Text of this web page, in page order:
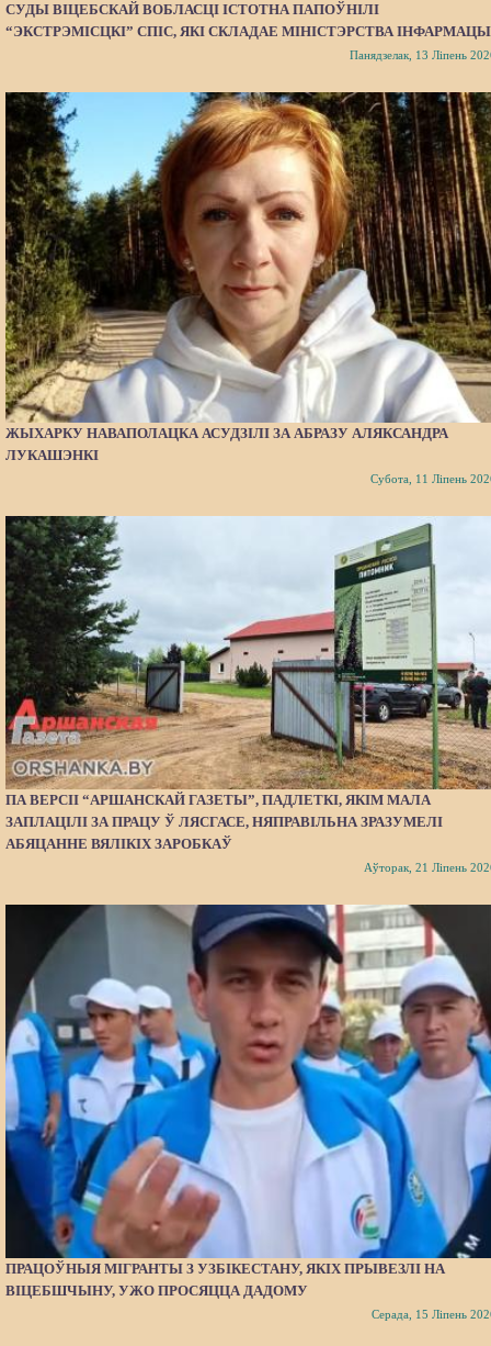
СУДЫ ВІЦЕБСКАЙ ВОБЛАСЦІ ІСТОТНА ПАПОЎНІЛІ
“ЭКСТРЭМІСЦКІ” СПІС, ЯКІ СКЛАДАЕ МІНІСТЭРСТВА
Панядзелак, 13 Ліпень
ЖЫХАРКУ НАВАПОЛАЦКА АСУДЗІЛІ ЗА АБРАЗУ АЛЯКСАНДРА
ЛУКАШЭНКІ
Субота, 11 Ліпень
ПА ВЕРСІІ “АРШАНСКАЙ ГАЗЕТЫ”, ПАДЛЕТКІ, ЯКІМ МАЛА
ЗАПЛАЦІЛІ ЗА ПРАЦУ Ў ЛЯСГАСЕ, НЯПРАВІЛЬНА ЗРАЗУМЕЛІ
АБЯЦАННЕ ВЯЛІКІХ ЗАРОБКАЎ
Аўторак, 21 Ліпень
ПРАЦОЎНЫЯ МІГРАНТЫ З УЗБІКЕСТАНУ, ЯКІХ ПРЫВЕЗЛІ НА
ВІЦЕБШЧЫНУ, УЖО ПРОСЯЦЦА ДАДОМУ
Серада, 15 Ліпень